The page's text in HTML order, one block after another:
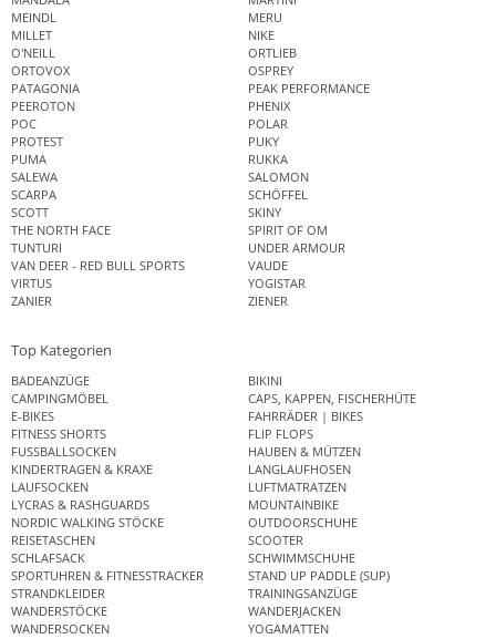
MEINDL
MERU
MILLET
NIKE
O'NEILL
ORTLIEB
ORTOVOX
OSPREY
PATAGONIA
PEAK PERFORMANCE
PEEROTON
PHENIX
POC
POLAR
PROTEST
PUKY
PUMA
RUKKA
SALEWA
SALOMON
SCARPA
SCHÖFFEL
SCOTT
SKINY
THE NORTH FACE
SPIRIT OF OM
TUNTURI
UNDER ARMOUR
VAN DEER - RED BULL SPORTS
VAUDE
VIRTUS
YOGISTAR
ZANIER
ZIENER
Top Kategorien
BADEANZÜGE
BIKINI
CAMPINGMÖBEL
CAPS, KAPPEN, FISCHERHÜTE
E-BIKES
FAHRRÄDER | BIKES
FITNESS SHORTS
FLIP FLOPS
FUSSBALLSOCKEN
HAUBEN & MÜTZEN
KINDERTRAGEN & KRAXE
LANGLAUFHOSEN
LAUFSOCKEN
LUFTMATRATZEN
LYCRAS & RASHGUARDS
MOUNTAINBIKE
NORDIC WALKING STÖCKE
OUTDOORSCHUHE
REISETASCHEN
SCOOTER
SCHLAFSACK
SCHWIMMSCHUHE
SPORTUHREN & FITNESSTRACKER
STAND UP PADDLE (SUP)
STRANDKLEIDER
TRAININGSANZÜGE
WANDERSTÖCKE
WANDERJACKEN
WANDERSOCKEN
YOGAMATTEN